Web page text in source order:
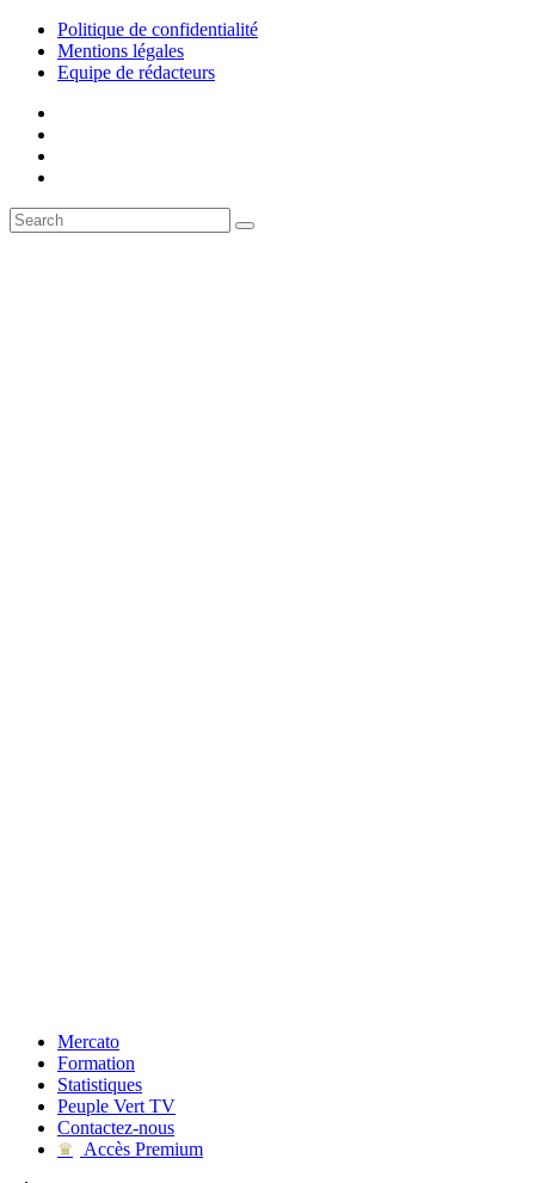
Politique de confidentialité
Mentions légales
Equipe de rédacteurs
Mercato
Formation
Statistiques
Peuple Vert TV
Contactez-nous
♛
Accès Premium